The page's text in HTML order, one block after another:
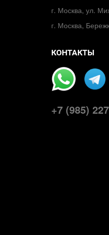
г. Москва, ул.
г. Москва,
КОНТАКТЫ
+7 (985)